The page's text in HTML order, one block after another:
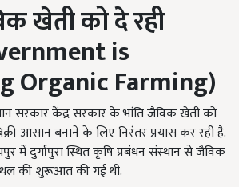
खेती को दे रही
is
Organic Farming)
सरकार केंद्र सरकार के भांति जैविक खेती को
आसान बनाने के लिए निरंतर प्रयास कर रही है.
में दुर्गापुरा स्थित कृषि प्रबंधन संस्थान से जैविक
स्थल की शुरूआत की गई थी.